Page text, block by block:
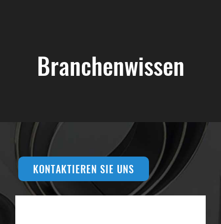
Branchenwissen
KONTAKTIEREN SIE UNS